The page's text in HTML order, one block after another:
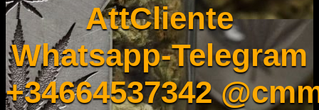
AttCliente
Whatsapp-Telegram
+34664537342